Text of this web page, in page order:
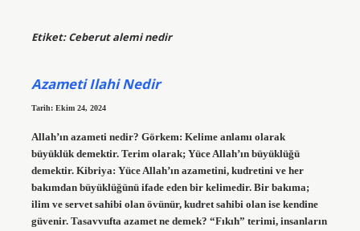
Etiket:Ceberut alemi nedir
Azameti Ilahi Nedir
Tarih: Ekim 24, 2024
Allah’ın azameti nedir? Görkem: Kelime anlamı olarak
büyüklük demektir. Terim olarak; Yüce Allah’ın büyüklüğü
demektir. Kibriya: Yüce Allah’ın azametini, kudretini ve her
bakımdan büyüklüğünü ifade eden bir kelimedir. Bir bakıma;
ilim ve servet sahibi olan övünür, kudret sahibi olan ise kendine
güvenir. Tasavvufta azamet ne demek? “Fıkıh” terimi, insanların